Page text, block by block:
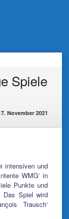
Spiele
November 2021
intensiven und
WMG‘ in
Punkte und
Das Spiel wird
Trausch‘